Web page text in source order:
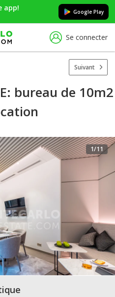
app! Google Play
Se connecter
Suivant
bureau de 10m2
1/11